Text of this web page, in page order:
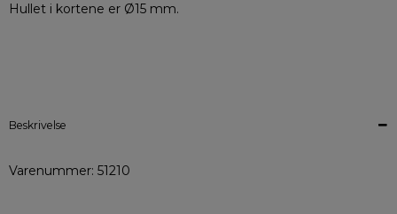
Hullet i kortene er Ø15 mm.
Beskrivelse
Varenummer: 51210